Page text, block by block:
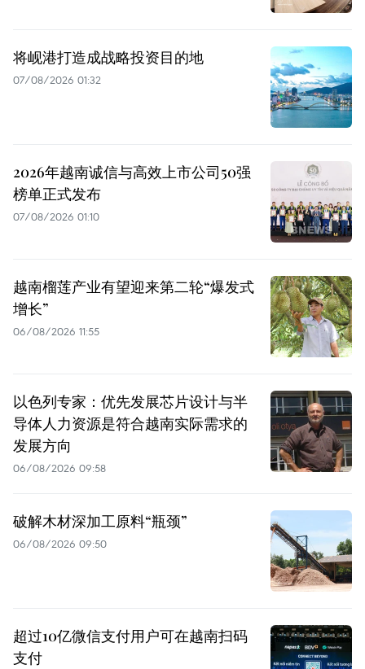
将岘港打造成战略投资目的地
07/08/2026 01:32
2026年越南诚信与高效上市公司50强
榜单正式发布
07/08/2026 01:10
越南榴莲产业有望迎来第二轮“爆发式
增长”
06/08/2026 11:55
以色列专家：优先发展芯片设计与半
导体人力资源是符合越南实际需求的
发展方向
06/08/2026 09:58
破解木材深加工原料“瓶颈”
06/08/2026 09:50
超过10亿微信支付用户可在越南扫码
支付